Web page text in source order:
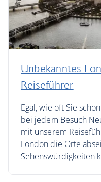
Unbekanntes
Reiseführer
Egal, wie oft Sie
bei jedem Besuch
mit unserem
London die Orte
Sehenswürdigkeiten